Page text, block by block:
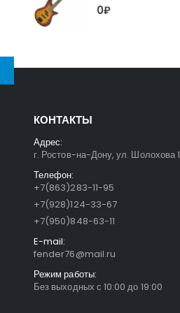
0₽
КОНТАКТЫ
Адрес:
г. Ростов-на-Дону, ул. Шолохова 1
Телефон:
+7(863)283-11-95
+7(928)124-33-67
+7(950)848-63-11
E-mail:
fender76@mail.ru
Режим работы:
Без выходных с 10:00 до 19:00